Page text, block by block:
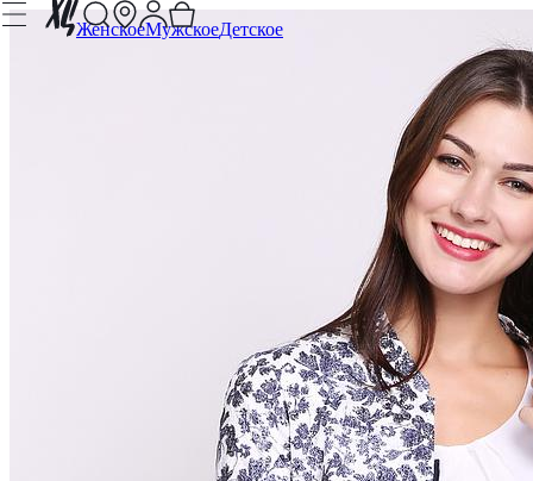
ЖенскоеМужскоеДетское